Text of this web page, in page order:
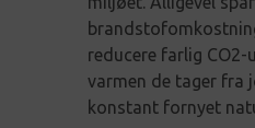
reducere farlig CO2-
varmen de tager fra
konstant fornyet